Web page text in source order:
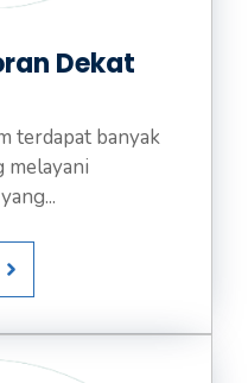
Dekat
terdapat banyak
melayani